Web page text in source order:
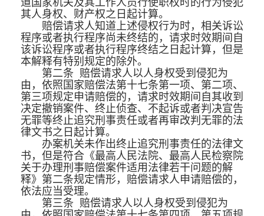
道国家机关及其工作人员行使职权时的行为侵犯
其人身权、财产权之日起计算。
赔偿请求人知道上述侵权行为时，相关诉讼
程序或者执行程序尚未终结的，请求时效期间自
该诉讼程序或者执行程序终结之日起计算，但是
本解释有特别规定的除外。
第二条 赔偿请求人以人身权受到侵犯为
由，依照国家赔偿法第十七条第一项、第二项、
第三项规定申请赔偿的，请求时效期间自其收到
决定撤销案件、终止侦查、不起诉或者判决宣告
无罪等终止追究刑事责任或者再审改判无罪的法
律文书之日起计算。
办案机关未作出终止追究刑事责任的法律文
书，但是符合《最高人民法院、最高人民检察院
关于办理刑事赔偿案件适用法律若干问题的解
释》第二条规定情形，赔偿请求人申请赔偿的，
依法应当受理。
第三条 赔偿请求人以人身权受到侵犯为